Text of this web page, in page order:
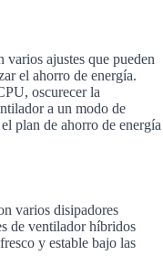
ajustes que pueden
el ahorro de energía.
oscurecer la
a un modo de
plan de ahorro de energía
varios disipadores
de ventilador híbridos
y estable bajo las